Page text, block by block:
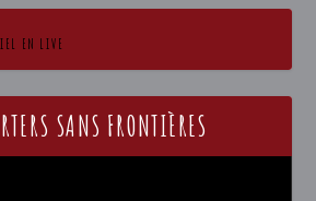
EN LIVE
SANS FRONTIÈRES